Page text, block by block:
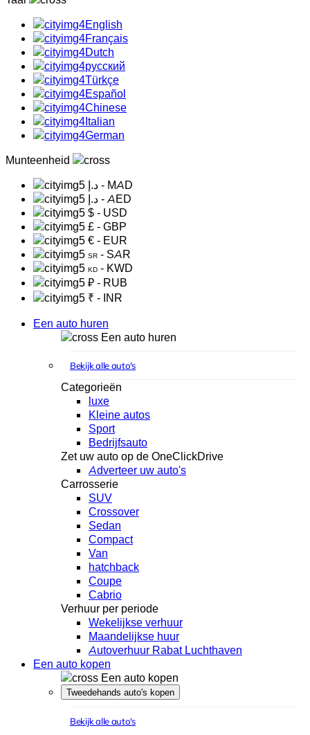
English
Français
Dutch
русский
Türkçe
Español
Chinese
Italian
German
Munteenheid
د.إ - MAD
د.إ - AED
$ - USD
£ - GBP
€ - EUR
SR - SAR
KD - KWD
₽ - RUB
₹ - INR
Een auto huren
Een auto huren
Bekijk alle auto's
Categorieën
luxe
Kleine autos
Sport
Bedrijfsauto
Zet uw auto op de OneClickDrive
Adverteer uw auto's
Carrosserie
SUV
Crossover
Sedan
Compact
Van
hatchback
Coupe
Cabrio
Verhuur per periode
Wekelijkse verhuur
Maandelijkse huur
Autoverhuur Rabat Luchthaven
Een auto kopen
Een auto kopen
Tweedehands auto's kopen
Bekijk alle auto's